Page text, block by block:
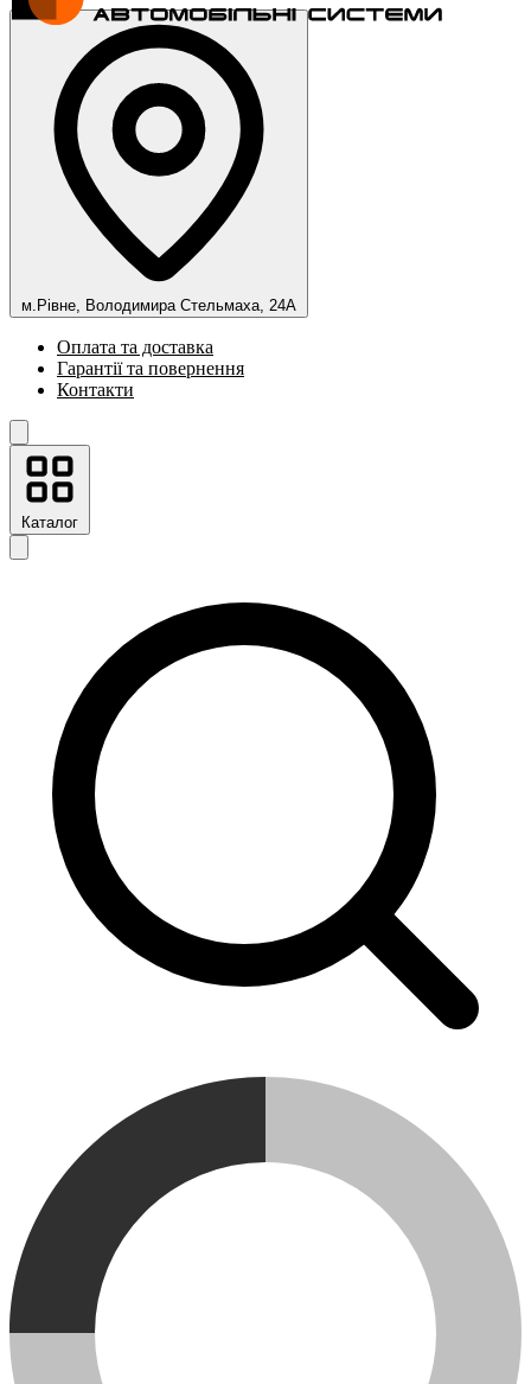
м.Рівне, Володимира Стельмаха, 24А
Оплата та доставка
Гарантії та повернення
Контакти
Каталог